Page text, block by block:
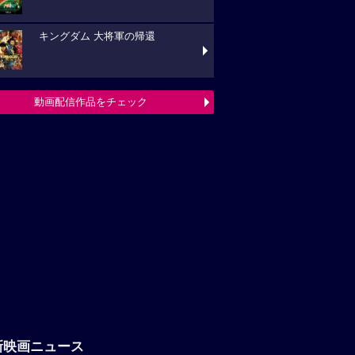
キングダム 大将軍の帰還
動画配信作品をチェック
映画ニュース